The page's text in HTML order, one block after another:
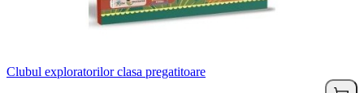
Clubul exploratorilor clasa pregatitoare